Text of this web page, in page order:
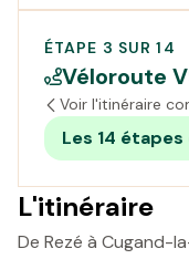
ÉTAPE 3 SUR 14
Véloroute
Voir l'itinéraire
Les 14
L'itinéraire
De Rezé à Cugand-